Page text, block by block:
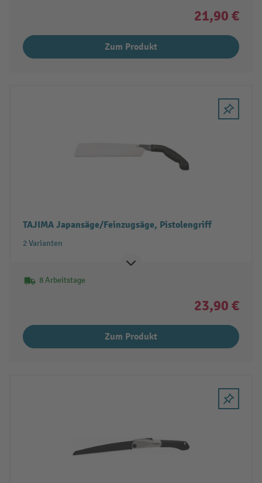
21,90 €
Zum Produkt
TAJIMA Japansäge/Feinzugsäge, Pistolengriff
2 Varianten
8 Arbeitstage
23,90 €
Zum Produkt